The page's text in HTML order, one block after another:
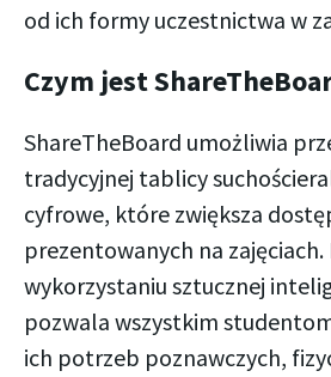
od ich formy uczestnictwa w
Czym jest
ShareTheBoard umożliwia
tradycyjnej tablicy
cyfrowe, które zwiększa
prezentowanych na zajęciach.
wykorzystaniu sztucznej
pozwala wszystkim
ich potrzeb poznawczych,